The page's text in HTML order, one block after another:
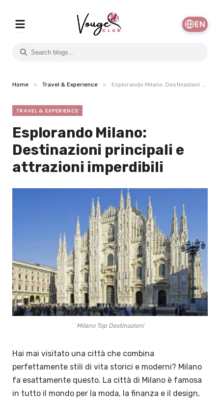
EN
Home » Travel & Experience » Esplorando Milano: Destinazioni principali e attrazioni imperdibili
TRAVEL & EXPERIENCE
Esplorando Milano:
Destinazioni principali e
attrazioni imperdibili
Milano Top Destinazioni
Hai mai visitato una città che combina
perfettamente stili di vita storici e moderni? Milano
fa esattamente questo. La città di Milano è famosa
in tutto il mondo per la moda, la finanza e il design,